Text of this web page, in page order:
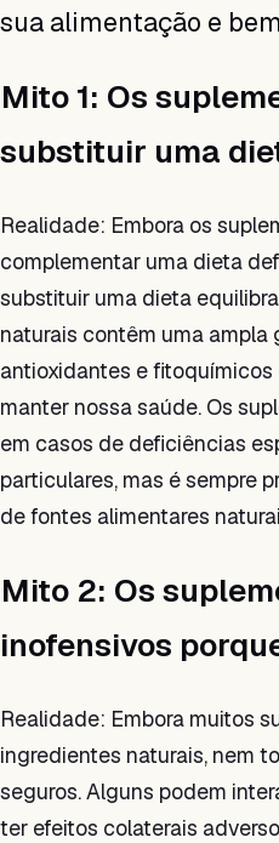
sua alimentação e
Mito 1: Os
substituir uma
Realidade: Embora os
complementar uma dieta
substituir uma dieta
naturais contêm uma ampla
antioxidantes e
manter nossa saúde. Os
em casos de deficiências
particulares, mas é sempre
de fontes alimentares
Mito 2: Os
inofensivos
Realidade: Embora muitos
ingredientes naturais, nem
seguros. Alguns podem
ter efeitos colaterais